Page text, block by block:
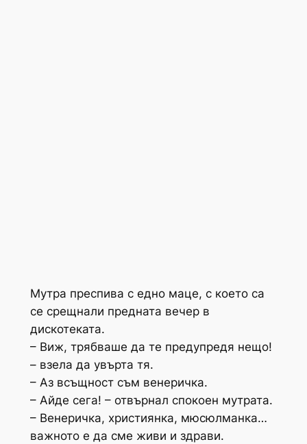
Мутра преспива с едно маце, с което са
се срещнали предната вечер в
дискотеката.
– Виж, трябваше да те предупредя нещо!
– взела да увърта тя.
– Аз всъщност съм венеричка.
– Айде сега! – отвърнал спокоен мутрата.
– Венеричка, християнка, мюсюлманка…
важното е да сме живи и здрави.